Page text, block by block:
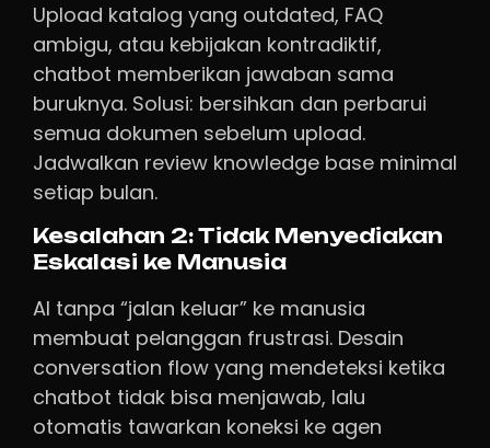
Upload katalog yang outdated, FAQ
ambigu, atau kebijakan kontradiktif,
chatbot memberikan jawaban sama
buruknya. Solusi: bersihkan dan perbarui
semua dokumen sebelum upload.
Jadwalkan review knowledge base minimal
setiap bulan.
Kesalahan 2: Tidak Menyediakan
Eskalasi ke Manusia
AI tanpa “jalan keluar” ke manusia
membuat pelanggan frustrasi. Desain
conversation flow yang mendeteksi ketika
chatbot tidak bisa menjawab, lalu
otomatis tawarkan koneksi ke agen